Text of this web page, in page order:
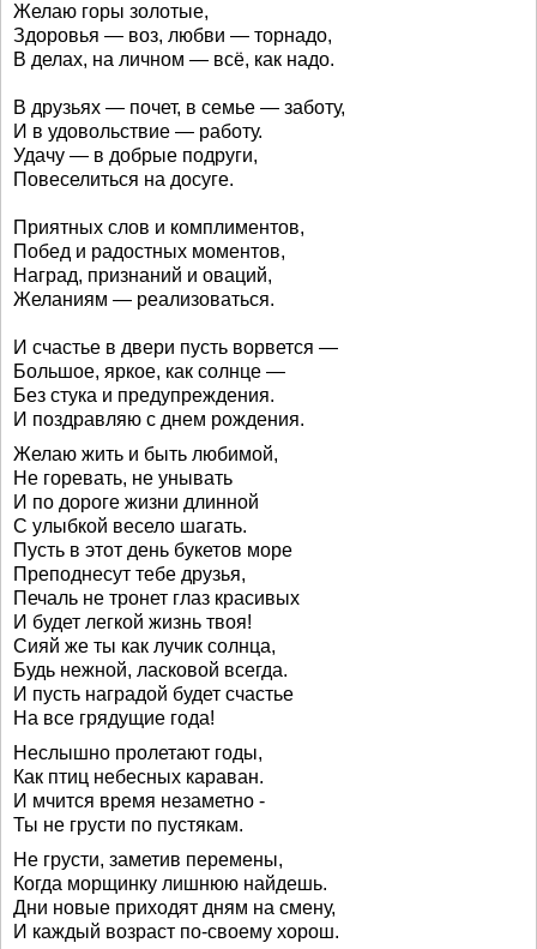
Желаю горы золотые,
Здоровья — воз, любви — торнадо,
В делах, на личном — всё, как надо.
В друзьях — почет, в семье — заботу,
И в удовольствие — работу.
Удачу — в добрые подруги,
Повеселиться на досуге.
Приятных слов и комплиментов,
Побед и радостных моментов,
Наград, признаний и оваций,
Желаниям — реализоваться.
И счастье в двери пусть ворвется —
Большое, яркое, как солнце —
Без стука и предупреждения.
И поздравляю с днем рождения.
Желаю жить и быть любимой,
Не горевать, не унывать
И по дороге жизни длинной
С улыбкой весело шагать.
Пусть в этот день букетов море
Преподнесут тебе друзья,
Печаль не тронет глаз красивых
И будет легкой жизнь твоя!
Сияй же ты как лучик солнца,
Будь нежной, ласковой всегда.
И пусть наградой будет счастье
На все грядущие года!
Неслышно пролетают годы,
Как птиц небесных караван.
И мчится время незаметно -
Ты не грусти по пустякам.
Не грусти, заметив перемены,
Когда морщинку лишнюю найдешь.
Дни новые приходят дням на смену,
И каждый возраст по-своему хорош.